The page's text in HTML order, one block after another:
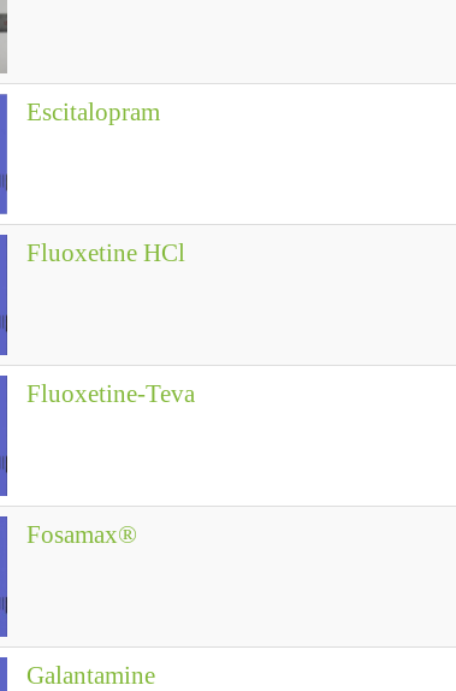
Escitalopram
Fluoxetine HCl
Fluoxetine-Teva
Fosamax®
Galantamine